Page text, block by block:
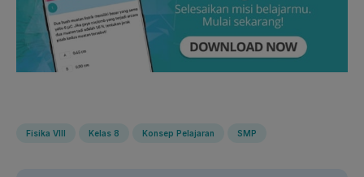
Fisika VIII Kelas 8 Konsep Pelajaran SMP